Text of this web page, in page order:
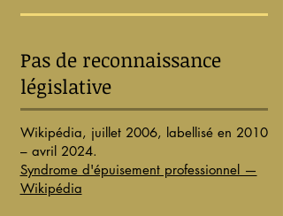
Pas de reconnaissance
législative
Wikipédia, juillet 2006, labellisé en 2010
– avril 2024.
Syndrome d'épuisement professionnel —
Wikipédia